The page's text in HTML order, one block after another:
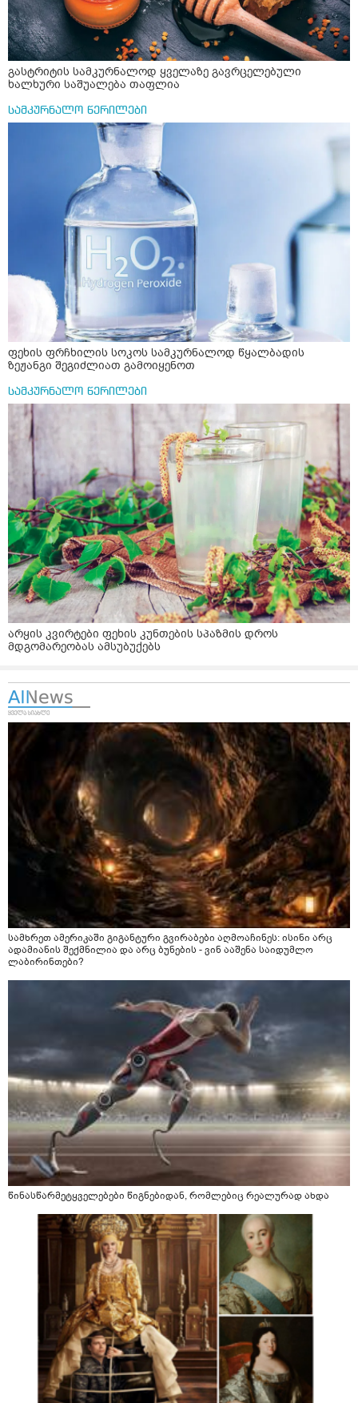
გასტრიტის სამკურნალოდ ყველაზე გავრცელებული
ხალხური საშუალება თაფლია
სამკურნალო წერილები
ფეხის ფრჩხილის სოკოს სამკურნალოდ წყალბადის
ზეჟანგი შეგიძლიათ გამოიყენოთ
სამკურნალო წერილები
არყის კვირტები ფეხის კუნთების სპაზმის დროს
მდგომარეობას ამსუბუქებს
სამხრეთ ამერიკაში გიგანტური გვირაბები აღმოაჩინეს: ისინი არც
ადამიანის შექმნილია და არც ბუნების - ვინ ააშენა საიდუმლო
ლაბირინთები?
წინასწარმეტყველებები წიგნებიდან, რომლებიც რეალურად ახდა